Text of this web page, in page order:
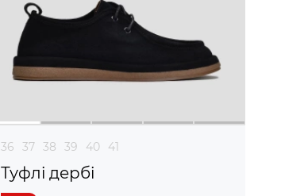
36 37 38 39 40 41
Туфлі дербі